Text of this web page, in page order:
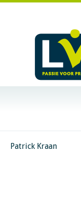
Patrick Kraan